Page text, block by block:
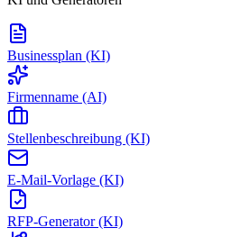
Businessplan (KI)
Firmenname (AI)
Stellenbeschreibung (KI)
E-Mail-Vorlage (KI)
RFP-Generator (KI)